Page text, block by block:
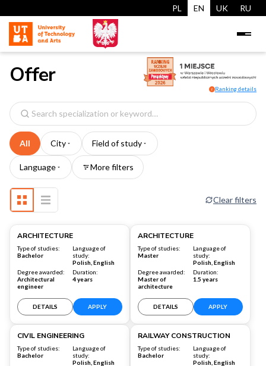
PL EN UK RU
Offer
i Ranking details
Search
specialization
All City Field of study
Language More filters
Clear filters
ARCHITECTURE
Type of studies:
Bachelor
Language of
study:
Polish, English
Degree awarded:
Architectural
engineer
Duration:
4 years
DETAILS APPLY
ARCHITECTURE
Type of studies:
Master
Language of
study:
Polish, English
Degree awarded:
Master of
architecture
Duration:
1.5 years
DETAILS APPLY
CIVIL ENGINEERING
Type of studies:
Bachelor
Language of
study:
Polish, English
Warsaw
RAILWAY CONSTRUCTION
Type of studies:
Bachelor
Language of
study:
Polish, English